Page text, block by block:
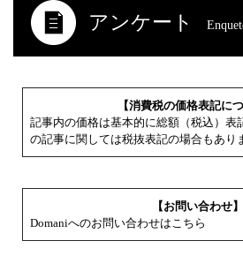
アンケート
【消費税の価格表記につ
記事内の価格は基本的に総額（税込）表
の記事に関しては税抜表記の場合もあり
【お問い合わせ】
Domaniへのお問い合わせはこちら